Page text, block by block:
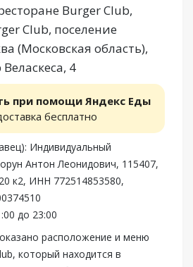
Burger Club,
Club, поселение
(Московская область),
4
при помощи Яндекс Еды
бесплатно
Индивидуальный
Антон Леонидович, 115407,
к2, ИНН 772514853580,
до 23:00
расположение и меню
который находится в